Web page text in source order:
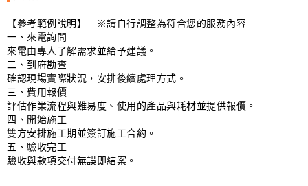
【參考範例說明】　※請自行調整為符合您的服務內容
一、來電詢問
來電由專人了解需求並給予建議。
二、到府勘查
確認現場實際狀況，安排後續處理方式。
三、費用報價
評估作業流程與難易度、使用的產品與耗材並提供報價。
四、開始施工
雙方安排施工期並簽訂施工合約。
五、驗收完工
驗收與款項交付無誤即結案。